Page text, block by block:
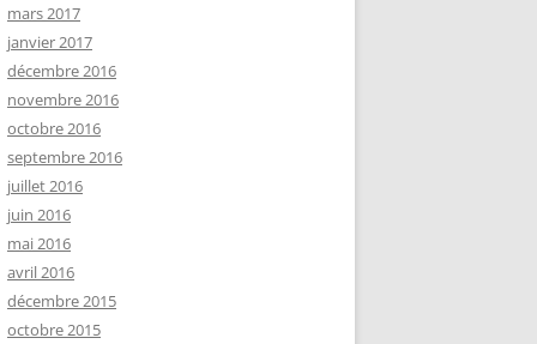
mars 2017
janvier 2017
décembre 2016
novembre 2016
octobre 2016
septembre 2016
juillet 2016
juin 2016
mai 2016
avril 2016
décembre 2015
octobre 2015